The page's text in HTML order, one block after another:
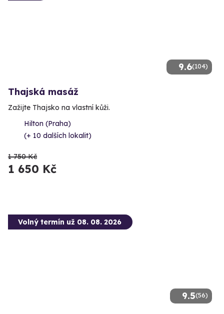
9.6(104)
Thajská masáž
Zažijte Thajsko na vlastní kůži.
Hilton (Praha)
(+ 10 dalších lokalit)
1 750 Kč
1 650 Kč
9.5(56)
Volný termín už 08. 08. 2026